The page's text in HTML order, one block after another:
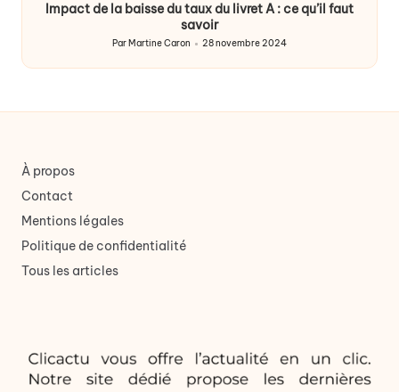
Impact de la baisse du taux du livret A : ce qu’il faut
savoir
par
Par Martine Caron 28 novembre 2024
À propos
Contact
Mentions légales
Politique de confidentialité
Tous les articles